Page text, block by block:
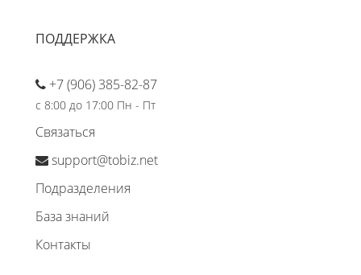
ПОДДЕРЖКА
+7 (906) 385-82-87
с 8:00 до 17:00 Пн - Пт
Связаться
support@tobiz.net
Подразделения
База знаний
Контакты